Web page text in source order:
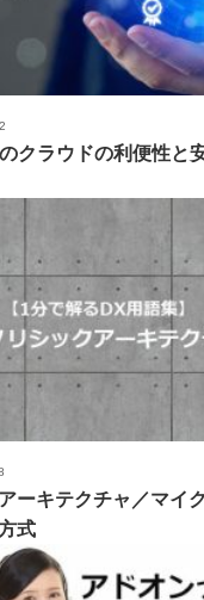
クラウドの利便性と
ーキテクチャ／マイ
式